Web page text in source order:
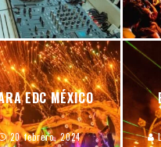
EDC MÉXICO
20 febrero, 2024